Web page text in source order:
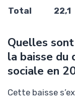
Total 22,1
Quelles
la baisse du
sociale en
Cette baisse